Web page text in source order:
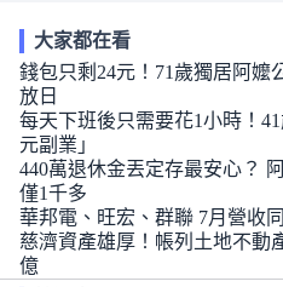
大家都在看
錢包只剩24元！71歲獨居阿嬤
放日
每天下班後只需要花1小時！
元副業」
440萬退休金丟定存最安心？
僅1千多
華邦電、旺宏、群聯 7月營收
慈濟資產雄厚！帳列土地不動
億